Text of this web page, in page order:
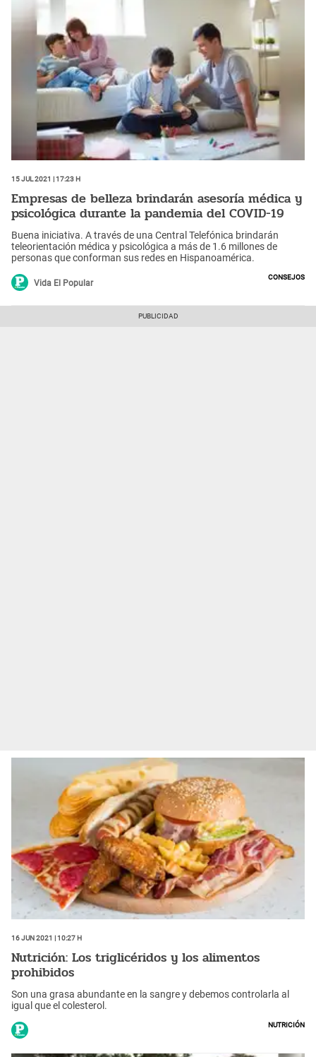
15 Jul 2021 | 17:23 h
Empresas de belleza brindarán asesoría médica y
psicológica durante la pandemia del COVID-19
Buena iniciativa. A través de una Central Telefónica brindarán
teleorientación médica y psicológica a más de 1.6 millones de
personas que conforman sus redes en Hispanoamérica.
Vida El Popular
Consejos
16 Jun 2021 | 10:27 h
Nutrición: Los triglicéridos y los alimentos
prohibidos
Son una grasa abundante en la sangre y debemos controlarla al
igual que el colesterol.
Nutrición